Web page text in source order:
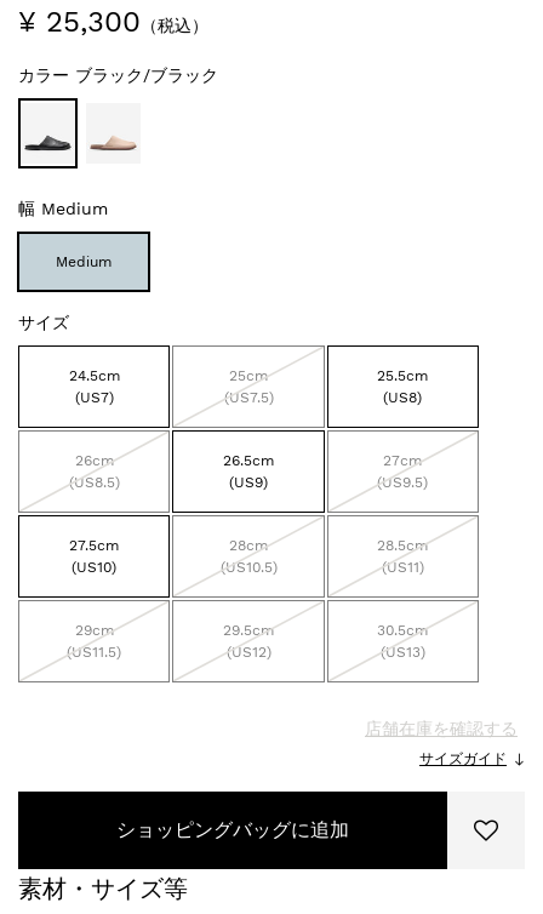
¥ 25,300 （税込）
カラー ブラック/ブラック
幅 Medium
Medium
サイズ
24.5cm
(US7)
25cm
(US7.5)
25.5cm
(US8)
26cm
(US8.5)
26.5cm
(US9)
27cm
(US9.5)
27.5cm
(US10)
28cm
(US10.5)
28.5cm
(US11)
29cm
(US11.5)
29.5cm
(US12)
30.5cm
(US13)
店舗在庫を確認する
サイズガイド
ショッピングバッグに追加
素材・サイズ等